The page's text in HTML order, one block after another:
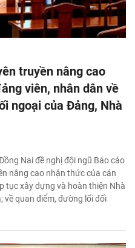
truyền nâng cao
viên, nhân dân về
ngoại của Đảng, Nhà
Nai đề nghị đội ngũ Báo cáo
nâng cao nhận thức của cán
tục xây dựng và hoàn thiện Nhà
về quan điểm, đường lối đối